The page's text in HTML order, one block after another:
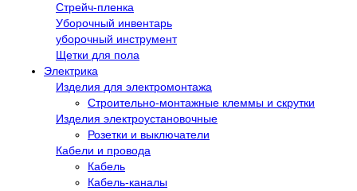
Стрейч-пленка
Уборочный инвентарь
уборочный инструмент
Щетки для пола
Электрика
Изделия для электромонтажа
Строительно-монтажные клеммы и скрутки
Изделия электроустановочные
Розетки и выключатели
Кабели и провода
Кабель
Кабель-каналы